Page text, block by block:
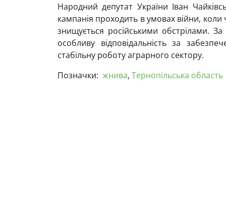
Народний депутат України Іван
кампанія проходить в умовах війни, коли
знищується російськими обстрілами.
особливу відповідальність за
стабільну роботу аграрного сектору.
Позначки: жнива, Тернопільська область